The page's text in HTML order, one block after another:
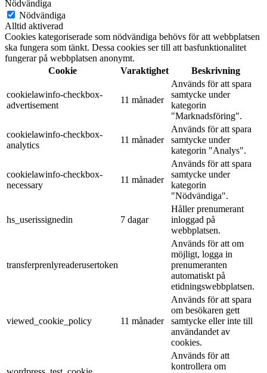
Nödvändiga
Nödvändiga
Alltid aktiverad
Cookies kategoriserade som nödvändiga behövs för att webbplatsen
ska fungera som tänkt. Dessa cookies ser till att basfunktionalitet
fungerar på webbplatsen anonymt.
Cookie
Varaktighet Beskrivning
cookielawinfo-checkbox-
advertisement
11 månader
Används för att spara
samtycke under
kategorin
"Marknadsföring".
cookielawinfo-checkbox-
analytics
11 månader
Används för att spara
samtycke under
kategorin "Analys".
cookielawinfo-checkbox-
necessary
11 månader
Används för att spara
samtycke under
kategorin
"Nödvändiga".
hs_userissignedin 7 dagar
Håller prenumerant
inloggad på
webbplatsen.
transferprenlyreaderusertoken
Används för att om
möjligt, logga in
prenumeranten
automatiskt på
etidningswebbplatsen.
viewed_cookie_policy 11 månader
Används för att spara
om besökaren gett
samtycke eller inte till
användandet av
cookies.
Används för att
kontrollera om